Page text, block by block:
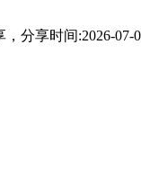
，分享时间